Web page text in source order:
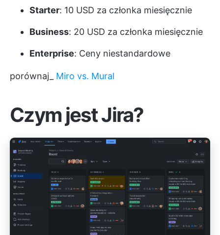
Starter: 10 USD za członka miesięcznie
Business: 20 USD za członka miesięcznie
Enterprise: Ceny niestandardowe
porównaj_ Miro vs. Mural
Czym jest Jira?